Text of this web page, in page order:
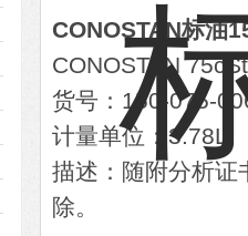
CONOSTAN标油
CONOSTAN
货号：150-075-
计量单位：3.78L
描述：随附分析证
除。